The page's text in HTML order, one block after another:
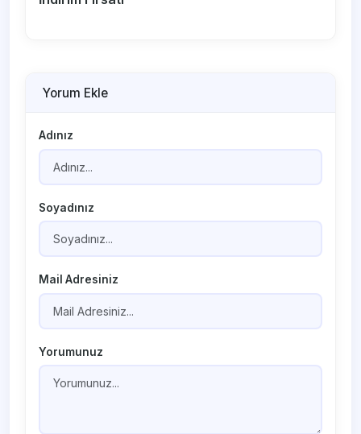
Yorum Ekle
Adınız
Soyadınız
Mail Adresiniz
Yorumunuz